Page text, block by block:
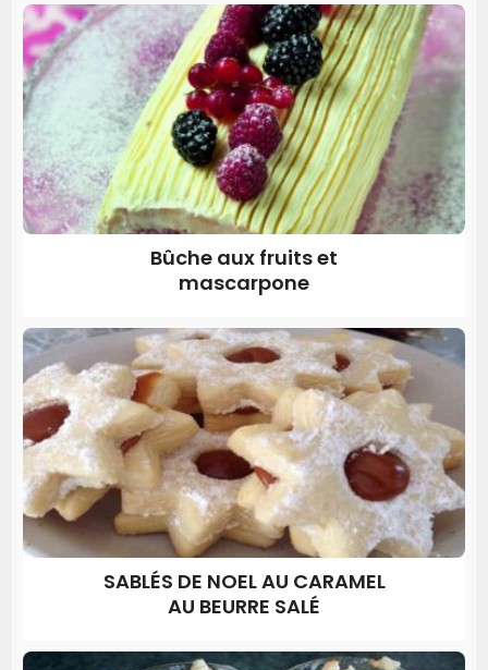
Bûche aux fruits et
mascarpone
SABLÉS DE NOEL AU CARAMEL
AU BEURRE SALÉ